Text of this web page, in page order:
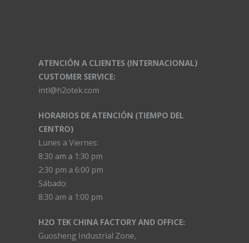
ATENCIÓN A CLIENTES (INTERNACIONAL)
CUSTOMER SERVICE:
intl@h2otek.com
HORARIOS DE ATENCIÓN (TIEMPO DEL
CENTRO)
Lunes a Viernes:
8:30 am a 1:30 pm
2:30 pm a 6:00 pm
Sábado:
8:30 am a 1:00 pm
H2O TEK CHINA FACTORY AND OFFICE:
Guosheng Industrial Zone,